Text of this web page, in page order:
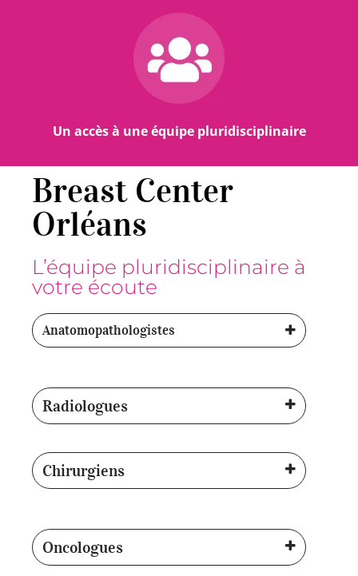
Un accès à une équipe pluridisciplinaire
Breast Center
Orléans
L’équipe pluridisciplinaire à
votre écoute
Anatomopathologistes
Radiologues
Chirurgiens
Oncologues